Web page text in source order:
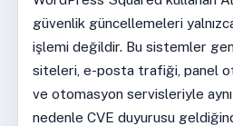
güvenlik güncellemeleri
işlemi değildir. Bu sistemler
siteleri, e-posta trafiği, panel
ve otomasyon servisleriyle aynı
nedenle CVE duyurusu